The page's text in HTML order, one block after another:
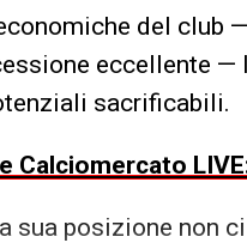
del club
eccellente —
sacrificabili.
Calciomercato
sua posizione non